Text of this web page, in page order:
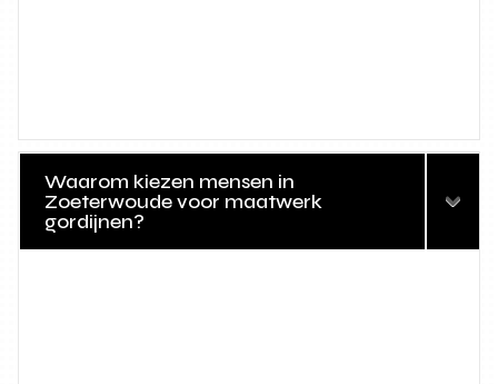
Waarom kiezen mensen in
Zoeterwoude voor maatwerk
gordijnen?